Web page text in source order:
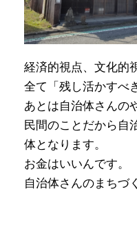
経済的視点、文化的
全て「残し活かすべ
あとは自治体さんの
民間のことだから自
体となります。
お金はいいんです。
自治体さんのまちづ